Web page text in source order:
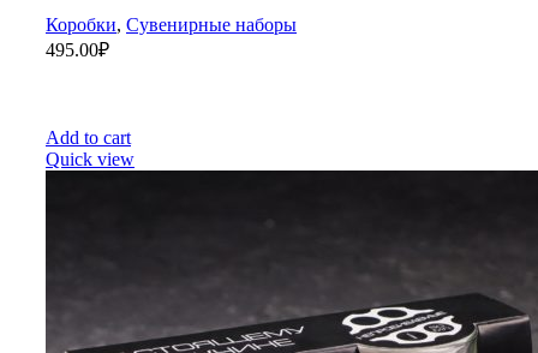
Коробки, Сувенирные наборы
495.00₽
Add to cart
Quick view